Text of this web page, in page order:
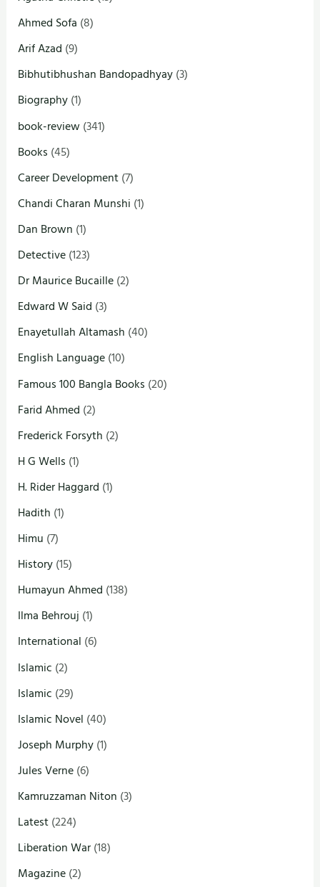
Ahmed Sofa (8)
Arif Azad (9)
Bibhutibhushan Bandopadhyay(3)
Biography(1)
book-review(341)
Books (45)
Career Development(7)
Chandi Charan Munshi (1)
Dan Brown (1)
Detective(123)
Dr Maurice Bucaille(2)
Edward W Said (3)
Enayetullah Altamash (40)
English Language(10)
Famous 100 Bangla Books (20)
Farid Ahmed (2)
Frederick Forsyth (2)
H G Wells (1)
H. Rider Haggard (1)
Hadith (1)
Himu (7)
History(15)
Humayun Ahmed (138)
Ilma Behrouj (1)
International (6)
Islamic (2)
Islamic (29)
Islamic Novel (40)
Joseph Murphy(1)
Jules Verne(6)
Kamruzzaman Niton (3)
Latest(224)
Liberation War(18)
Magazine(2)